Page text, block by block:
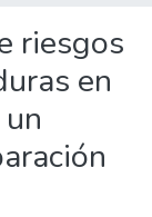
riesgos
en